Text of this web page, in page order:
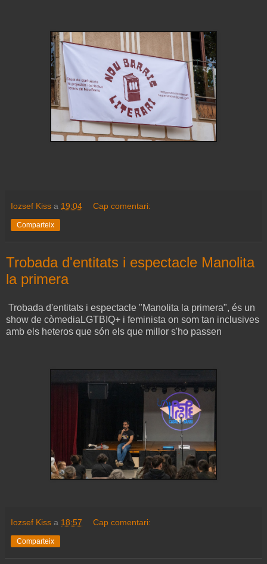
Iozsef Kiss a 19:04 Cap comentari:
Comparteix
Trobada d'entitats i espectacle Manolita
la primera
Trobada d'entitats i espectacle "Manolita la primera", és un
show de còmediaLGTBIQ+ i feminista on som tan inclusives
amb els heteros que són els que millor s'ho passen
Iozsef Kiss a 18:57 Cap comentari:
Comparteix